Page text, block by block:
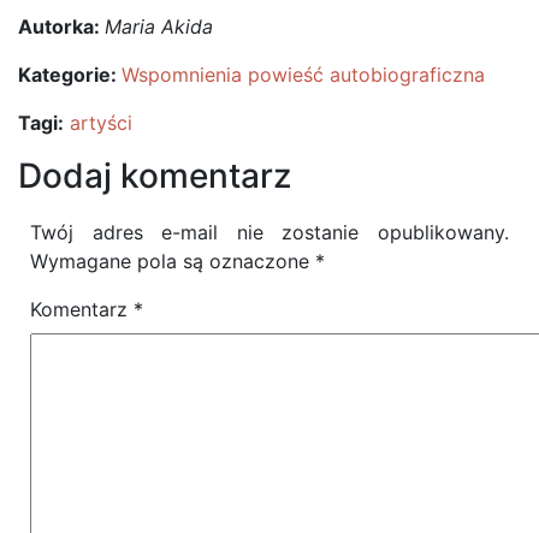
Autorka: Maria Akida
Kategorie: Wspomnienia powieść autobiograficzna
Tagi: artyści
Dodaj komentarz
Twój adres e-mail nie zostanie opublikowany.
Wymagane pola są oznaczone *
Komentarz *